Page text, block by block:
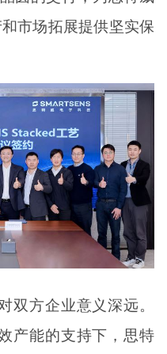
市场拓展提供坚实保
方企业意义深远。
产能的支持下，思特